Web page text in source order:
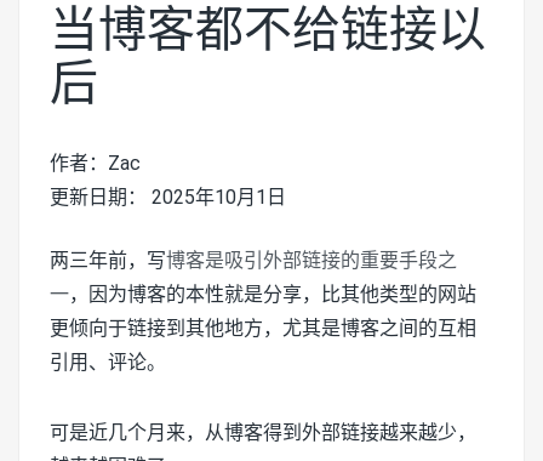
当博客都不给链接以
后
作者：Zac
更新日期： 2025年10月1日
两三年前，写博客是吸引外部链接的重要手段之
一，因为博客的本性就是分享，比其他类型的网站
更倾向于链接到其他地方，尤其是博客之间的互相
引用、评论。
可是近几个月来，从博客得到外部链接越来越少，